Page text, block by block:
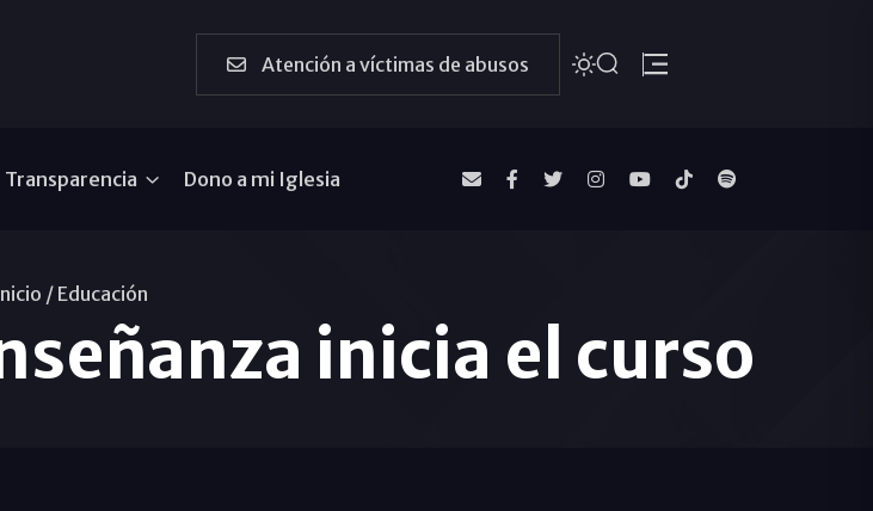
Atención a víctimas de abusos
Transparencia Dono a mi Iglesia
/Educación
inicia el curso